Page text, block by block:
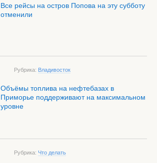
Все рейсы на остров Попова на эту субботу
отменили
Рубрика: Владивосток
Объёмы топлива на нефтебазах в
Приморье поддерживают на максимальном
уровне
Рубрика: Что делать